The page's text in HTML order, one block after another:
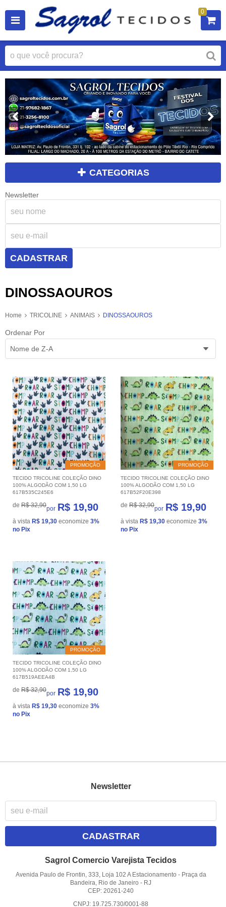
0
CATEGORIAS
Newsletter
CADASTRAR
DINOSSAOUROS
Home TRICOLINE ANIMAIS DINOSSAOUROS
Ordenar Por
Nome de Z-A
PROMOÇÃO
TECIDO TRICOLINE COLEÇÃO DINO
100% ALGODÃO COM 1,50 LG
617B535C245E6
de R$ 32,90por R$ 19,90
à vista R$ 19,30 economize 3%
no Pix
PROMOÇÃO
TECIDO TRICOLINE COLEÇÃO DINO
100% ALGODÃO COM 1,50 LG
617B52F20E398
de R$ 32,90por R$ 19,90
à vista R$ 19,30 economize 3%
no Pix
PROMOÇÃO
TECIDO TRICOLINE COLEÇÃO DINO
100% ALGODÃO COM 1,50 LG
617B519AEEA4B
de R$ 32,90por R$ 19,90
à vista R$ 19,30 economize 3%
no Pix
Newsletter
CADASTRAR
Sagrol Comercio Varejista Tecidos
Avenida Paulo de Frontin, 333, Loja 102 A Estacionamento - Praça da
Bandeira, Rio de Janeiro - RJ
CEP: 20261-240
CNPJ: 19.725.730/0001-88